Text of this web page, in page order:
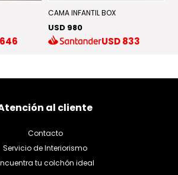
646
CAMA INFANTIL BOX
USD 980
USD833
al cliente
Contacto
Servicio de Interiorismo
tu colchón ideal